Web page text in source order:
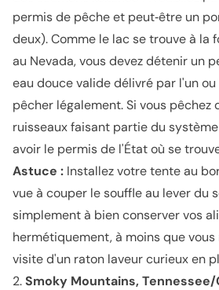
permis de pêche et peut‑être un
deux). Comme le lac se trouve à la
au Nevada, vous devez détenir un
eau douce valide délivré par l'un
pêcher légalement. Si vous pêchez
ruisseaux faisant partie du système
avoir le permis de l'État où se
Astuce : Installez votre tente au
vue à couper le souffle au lever du
simplement à bien conserver vos
hermétiquement, à moins que vous
visite d'un raton laveur curieux en
2.Smoky Mountains,